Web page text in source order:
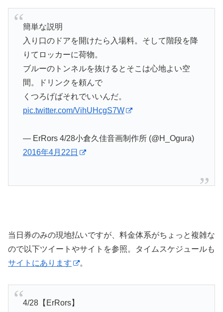
簡単な説明
入り口のドアを開けたら入場料。そして階段を降
りてロッカーに荷物。
ブルーのトンネルを抜けるとそこは心地よい空
間。ドリンクを頼んで
くつろげばそれでいいんだ。
pic.twitter.com/VihUHcgS7W
— ErRors 4/28小倉久佳音画制作所 (@H_Ogura)
2016年4月22日
当日券のみの現地払いですが、料金体系がちょっと複雑な
ので以下ツイートやサイトを参照。タイムスケジュールも
サイトにあります
。
4/28【ErRors】